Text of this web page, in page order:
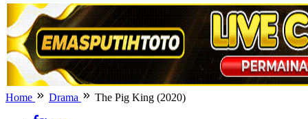
Home Drama The Pig King (2020)